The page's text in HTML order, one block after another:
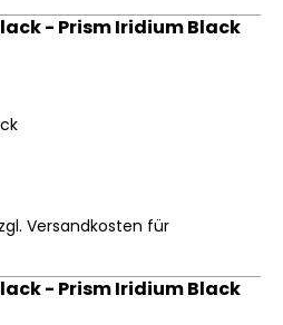
- Prism Iridium Black
Versandkosten für
- Prism Iridium Black